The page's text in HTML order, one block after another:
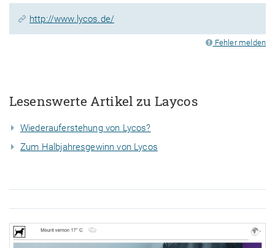
http://www.lycos.de/
Fehler melden
Lesenswerte Artikel zu Laycos
Wiederauferstehung von Lycos?
Zum Halbjahresgewinn von Lycos